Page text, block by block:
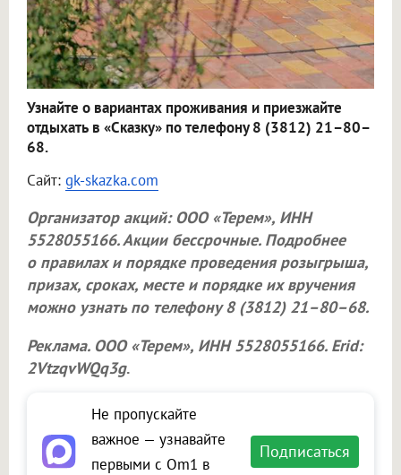
Узнайте о вариантах проживания и приезжайте
отдыхать в «Сказку» по телефону 8 (3812) 21–80–
68.
Сайт: gk-skazka.com
Организатор акций: ООО «Терем», ИНН
5528055166. Акции бессрочные. Подробнее
о правилах и порядке проведения розыгрыша,
призах, сроках, месте и порядке их вручения
можно узнать по телефону 8 (3812) 21–80–68.
Реклама. ООО «Терем», ИНН 5528055166. Erid:
2VtzqvWQq3g.
Не пропускайте
важное — узнавайте
первыми с Om1 в
Подписаться